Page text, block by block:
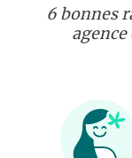
6 bonnes
agence